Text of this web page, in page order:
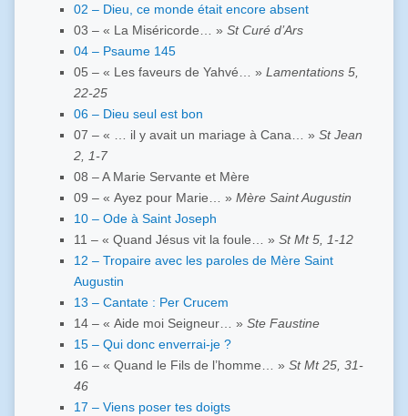
02 – Dieu, ce monde était encore absent
03 – « La Miséricorde… » St Curé d’Ars
04 – Psaume 145
05 – « Les faveurs de Yahvé… » Lamentations 5,
22-25
06 – Dieu seul est bon
07 – « … il y avait un mariage à Cana… » St Jean
2, 1-7
08 – A Marie Servante et Mère
09 – « Ayez pour Marie… » Mère Saint Augustin
10 – Ode à Saint Joseph
11 – « Quand Jésus vit la foule… » St Mt 5, 1-12
12 – Tropaire avec les paroles de Mère Saint
Augustin
13 – Cantate : Per Crucem
14 – « Aide moi Seigneur… » Ste Faustine
15 – Qui donc enverrai-je ?
16 – « Quand le Fils de l’homme… » St Mt 25, 31-
46
17 – Viens poser tes doigts